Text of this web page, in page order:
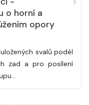
o horní a
opory
svalů podél
zad a pro posílení